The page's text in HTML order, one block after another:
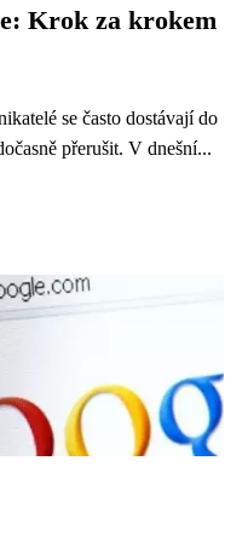
Krok za krokem
se často dostávají do
přerušit. V dnešní...